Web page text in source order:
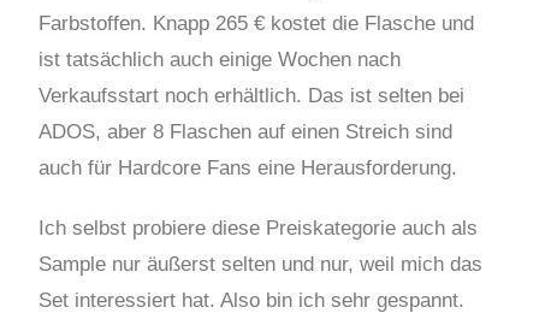
Farbstoffen. Knapp 265 € kostet die Flasche und
ist tatsächlich auch einige Wochen nach
Verkaufsstart noch erhältlich. Das ist selten bei
ADOS, aber 8 Flaschen auf einen Streich sind
auch für Hardcore Fans eine Herausforderung.
Ich selbst probiere diese Preiskategorie auch als
Sample nur äußerst selten und nur, weil mich das
Set interessiert hat. Also bin ich sehr gespannt.